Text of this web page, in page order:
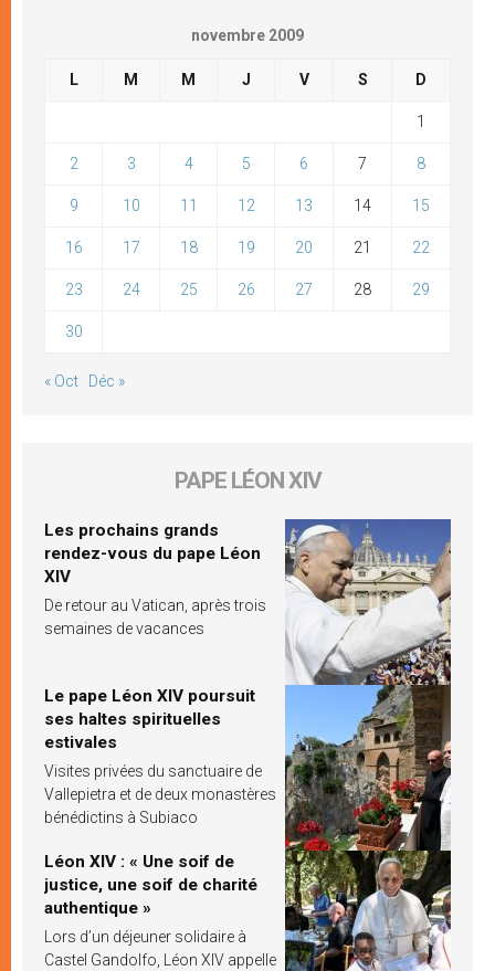
novembre 2009
L M M J V S D
1
2 3 4 5 6 7 8
9 10 11 12 13 14 15
16 17 18 19 20 21 22
23 24 25 26 27 28 29
30
« Oct Déc »
PAPE LÉON XIV
Les prochains grands
rendez-vous du pape Léon
XIV
De retour au Vatican, après trois
semaines de vacances
Le pape Léon XIV poursuit
ses haltes spirituelles
estivales
Visites privées du sanctuaire de
Vallepietra et de deux monastères
bénédictins à Subiaco
Léon XIV : « Une soif de
justice, une soif de charité
authentique »
Lors d’un déjeuner solidaire à
Castel Gandolfo, Léon XIV appelle